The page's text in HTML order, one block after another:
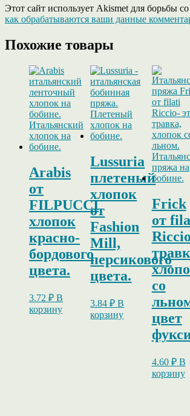
Этот сайт использует Akismet для борьбы
как обрабатываются ваши данные
Похожие товары
Arabis
от
FILPUCCI
хлопок
красно-
бордового
цвета.
3.72 ₽ В
корзину
Lussuria
плетеный
хлопок
от
Fashion
Mill,
персикового
цвета.
3.84₽ В
корзину
Frick
от
со
цвет
4.60 ₽ В
корзину